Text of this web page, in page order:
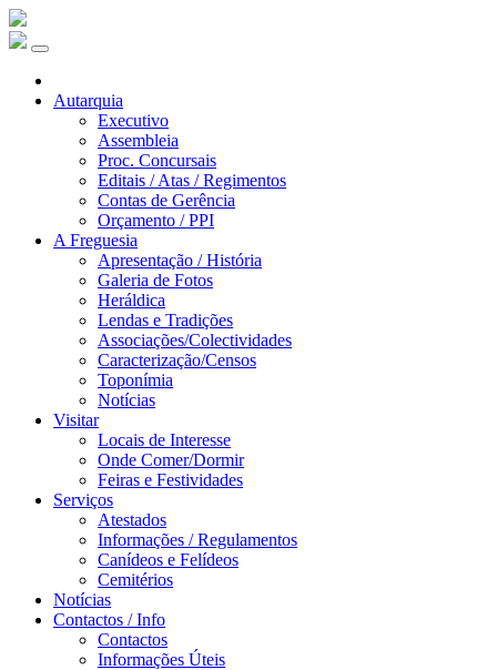
Autarquia
Executivo
Assembleia
Proc. Concursais
Editais / Atas / Regimentos
Contas de Gerência
Orçamento / PPI
A Freguesia
Apresentação / História
Galeria de Fotos
Heráldica
Lendas e Tradições
Associações/Colectividades
Caracterização/Censos
Toponímia
Notícias
Visitar
Locais de Interesse
Onde Comer/Dormir
Feiras e Festividades
Serviços
Atestados
Informações / Regulamentos
Canídeos e Felídeos
Cemitérios
Notícias
Contactos / Info
Contactos
Informações Úteis